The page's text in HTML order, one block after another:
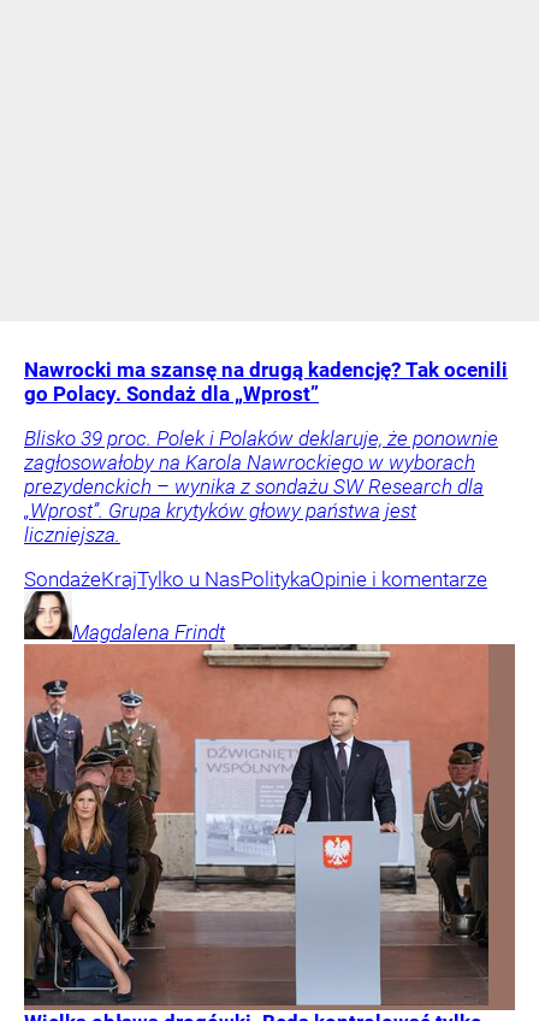
Nawrocki ma szansę na drugą kadencję? Tak ocenili
go Polacy. Sondaż dla „Wprost”
Blisko 39 proc. Polek i Polaków deklaruje, że ponownie
zagłosowałoby na Karola Nawrockiego w wyborach
prezydenckich – wynika z sondażu SW Research dla
„Wprost”. Grupa krytyków głowy państwa jest
liczniejsza.
SondażeKrajTylko u NasPolitykaOpinie i komentarze
Magdalena Frindt